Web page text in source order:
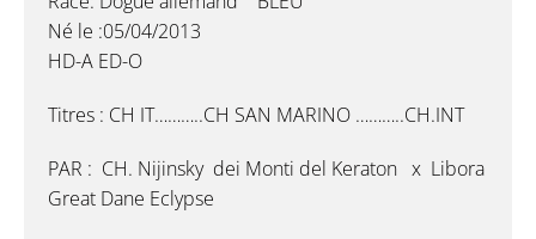
Né le :05/04/2013
HD-A ED-O
Titres : CH IT………..CH SAN MARINO ………..CH.INT
PAR : CH. Nijinsky dei Monti del Keraton x Libora
Great Dane Eclypse